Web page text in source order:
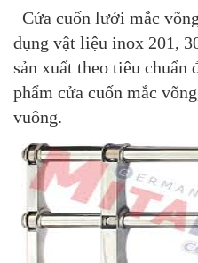
Cửa cuốn lưới mắc
dụng vật liệu inox 201,
sản xuất theo tiêu chuẩn
phẩm cửa cuốn mắc
vuông.